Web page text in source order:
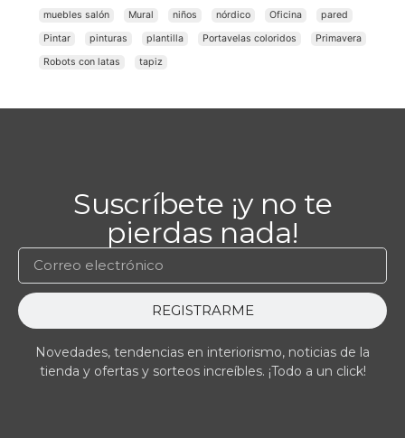
muebles salón Mural niños nórdico Oficina
pared
Pintar
pinturas plantilla Portavelas coloridos
Primavera
Robots con latas
tapiz
Suscríbete ¡y no te
pierdas nada!
REGISTRARME
Novedades, tendencias en interiorismo, noticias de la
tienda y ofertas y sorteos increíbles. ¡Todo a un click!